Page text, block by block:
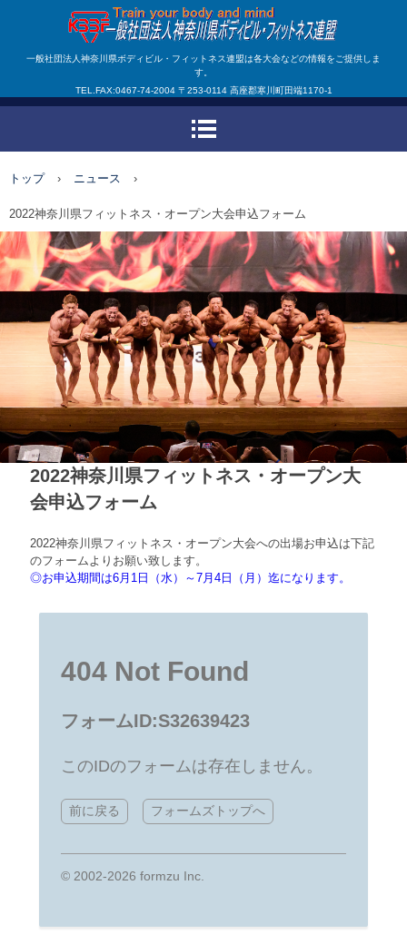
一般社団法人神奈川県ボ
ディビル・フィットネス
連盟
一般社団法人神奈川県ボディビル・フィットネス連盟は各大会などの情報をご提供しま
す。
TEL.FAX:0467-74-2004 〒253-0114 高座郡寒川町田端1170-1
トップ › ニュース ›
2022神奈川県フィットネス・オープン大会申込フォーム
2022神奈川県フィットネス・オープン大
会申込フォーム
2022神奈川県フィットネス・オープン大会への出場お申込は下記
のフォームよりお願い致します。
◎お申込期間は6月1日（水）～7月4日（月）迄になります。